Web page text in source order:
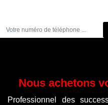
Nous achetons
Professionnel des